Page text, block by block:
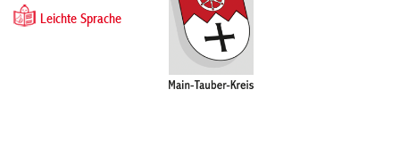
Leichte Sprache